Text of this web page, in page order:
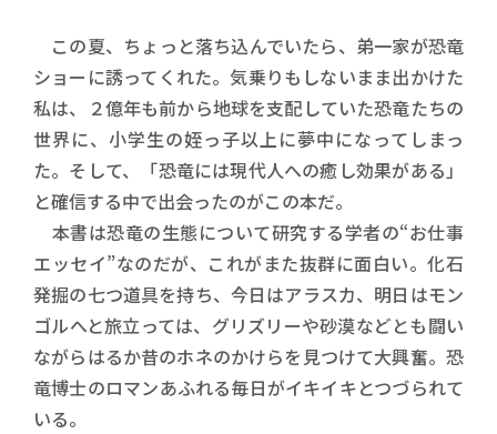
この夏、ちょっと落ち込んでいたら、弟一家が恐竜
ショーに誘ってくれた。気乗りもしないまま出かけた
私は、２億年も前から地球を支配していた恐竜たちの
世界に、小学生の姪っ子以上に夢中になってしまっ
た。そして、「恐竜には現代人への癒し効果がある」
と確信する中で出会ったのがこの本だ。
本書は恐竜の生態について研究する学者の“お仕事
エッセイ”なのだが、これがまた抜群に面白い。化石
発掘の七つ道具を持ち、今日はアラスカ、明日はモン
ゴルへと旅立っては、グリズリーや砂漠などとも闘い
ながらはるか昔のホネのかけらを見つけて大興奮。恐
竜博士のロマンあふれる毎日がイキイキとつづられて
いる。